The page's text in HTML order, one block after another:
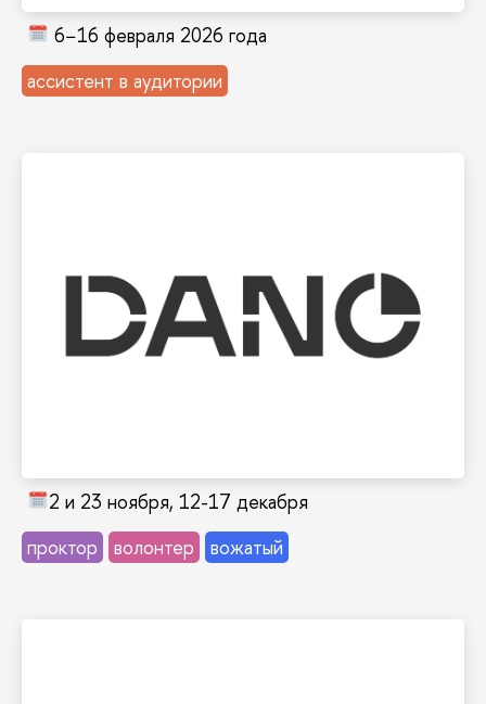
6−16 февраля 2026 года
ассистент в аудитории
на основе информации и проводить
исследования. Соорганизатор – Т-Банк.
Узнать больше и принять участие →
2 и 23 ноября, 12-17 декабря
проктор
волонтер вожатый
бизнеса.
Узнать больше и принять участие →